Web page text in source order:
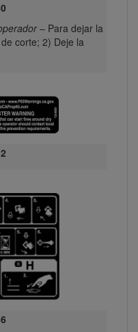
– Para dejar la
corte; 2) Deje la